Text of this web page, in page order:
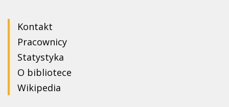
Kontakt
Pracownicy
Statystyka
O bibliotece
Wikipedia